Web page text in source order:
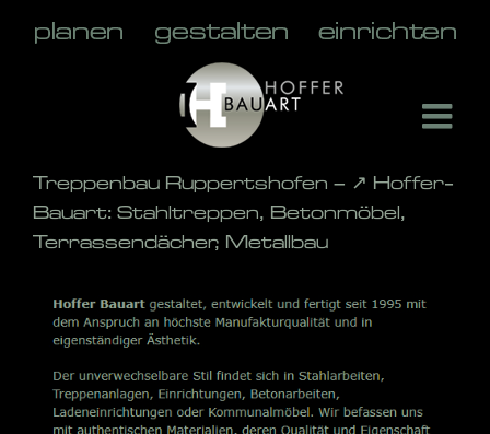
Treppenbau Ruppertshofen – ↗️ Hoffer-
Bauart: Stahltreppen, Betonmöbel,
Terrassendächer, Metallbau